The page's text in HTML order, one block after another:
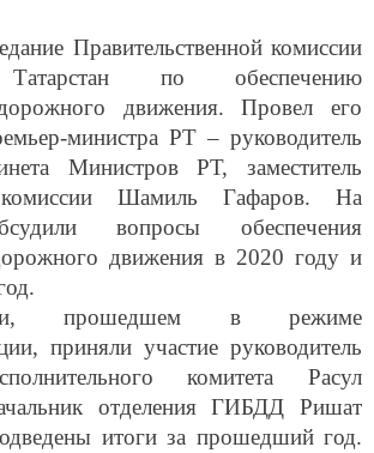
Правительственной комиссии
Татарстан по обеспечению
движения. Провел его
министра РТ – руководитель
Министров РТ, заместитель
комиссии Шамиль Гафаров. На
вопросы обеспечения
движения в 2020 году и
прошедшем в режиме
приняли участие руководитель
комитета Расул
отделения ГИБДД Ришат
итоги за прошедший год.